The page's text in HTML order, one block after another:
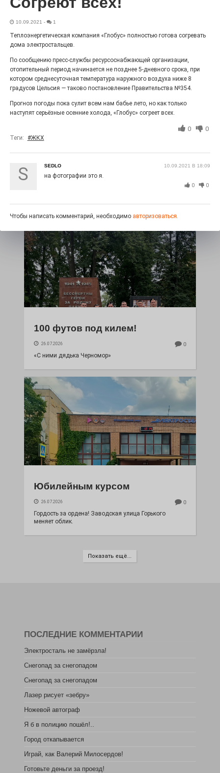
Выставка «Палитра героизма» — новый масштабный
себе Выставочный зал им. Олега Коняшина.
«Районы-кварталы»
путешествуют по городу
27.07.2026
100 футов под килем!
26.07.2026 0
«С ними дядька Черномор»
Юбилейным курсом
26.07.2026 0
Гордость за ордена! Заводская улица Горького
меняет облик.
Показать ещё...
10.09.2021 - 1
Теплоэнергетическая компания «Глобус» полностью готова согревать
дома электростальцев.
По сообщению пресс-службы ресурсоснабжающей организации,
отопительный период начинается не позднее 5-дневного срока, при
котором среднесуточная температура наружного воздуха ниже 8
градусов Цельсия — таково постановление Правительства №354.
Прогноз погоды пока сулит всем нам бабье лето, но как только
наступят серьёзные осенние холода, «Глобус» согреет всех.
0 0
Теги: #ЖКХ
S SEDLO 10.09.2021 В 18:09
на фотографии это я.
0 0
Чтобы написать комментарий, необходимо авторизоваться.
ПОСЛЕДНИЕ КОММЕНТАРИИ
Электросталь не замёрзла!
Снегопад за снегопадом
Снегопад за снегопадом
Лазер рисует «зебру»
Ножевой автограф
Я б в полицию пошёл!..
Город откапывается
Играй, как Валерий Милосердов!
Готовьте деньги за проезд!